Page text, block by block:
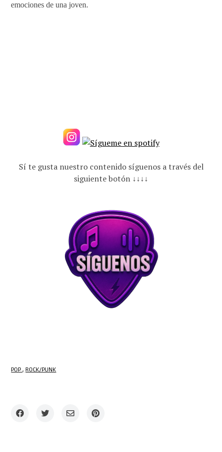
emociones de una joven.
Sí te gusta nuestro contenido síguenos a través del
siguiente botón ↓↓↓↓
POP ROCK/PUNK